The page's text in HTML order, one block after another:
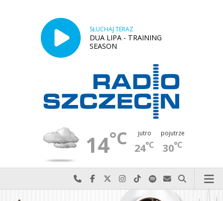
SŁUCHAJ TERAZ
DUA LIPA - TRAINING
SEASON
14°C jutro
24°C
pojutrze
30°C
Najlepiej po prostu do nas zadzwoń
Odwiedź nas na Facebook-u
Odwiedź nas na X
Odwiedź nas na Instagram-ie
Odwiedź nas na TikTok-u
Szukaj nas na Spotify
Wyślij do nas
Szukaj